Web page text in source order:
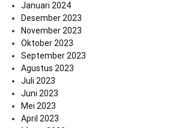
Januari 2024
Desember 2023
November 2023
Oktober 2023
September 2023
Agustus 2023
Juli 2023
Juni 2023
Mei 2023
April 2023